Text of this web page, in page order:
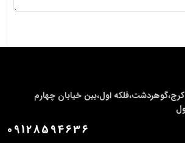
کرج،گوهردشت،فلکه اول،بین خیابان چهارم
09128594636